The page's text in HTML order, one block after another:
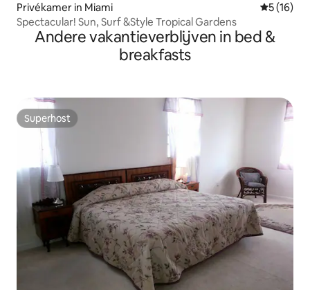
Privékamer in Miami
5 (16)
Spectacular! Sun, Surf &Style Tropical Gardens
Andere vakantieverblijven in bed &
breakfasts
Superhost
Superhost